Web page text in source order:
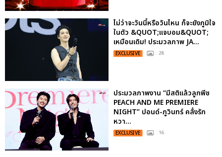
ไม่ว่าจะวันนี้หรือวันไหน ก็จะยังภูมิใจ
ในตัว &QUOT;แจบอม&QUOT;
เหมือนเดิม! ประมวลภาพ JA...
EXCLUSIVE : 28
ประมวลภาพงาน “มีสติแล้วลูกพีช
PEACH AND ME PREMIERE
NIGHT” ปอนด์-ภูวินทร์ คลั่งรัก
หวา...
EXCLUSIVE : 16